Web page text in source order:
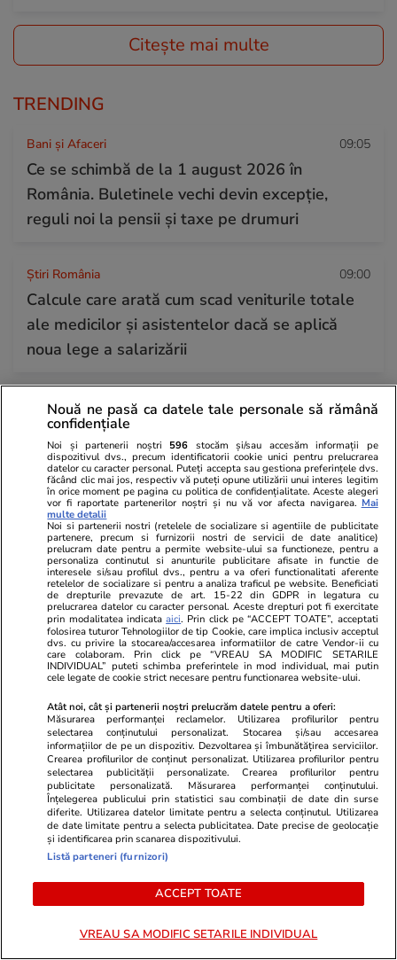
Citește mai multe
TRENDING
Bani și Afaceri 09:05
Ce se schimbă de la 1 august 2026 în
România. Buletinele vechi devin excepție,
reguli noi la pensii și taxe pe drumuri
Știri România 09:00
Calcule care arată cum scad veniturile totale
ale medicilor și asistentelor dacă se aplică
noua lege a salarizării
Horoscop 12:00
Horoscop Urania | Previziuni astrologice pentru
perioada 1 – 7 august 2026. Venus va intra în
zodia Balanței
Lifestyle 30 iul.
Postul Sfintei Mării – Postul Adormirii Maicii
Domnului. Ce se mănâncă în post
Lifestyle
Momentul emoționant în care o
fetiță nenăscută zâmbește la
vorbind I VIDEO
Șindelaru,
formă de
Nouă ne pasă ca datele tale personale să rămână
confidențiale
Noi și partenerii noștri 596 stocăm și/sau accesăm informații pe
dispozitivul dvs., precum identificatorii cookie unici pentru prelucrarea
datelor cu caracter personal. Puteți accepta sau gestiona preferințele dvs.
făcând clic mai jos, respectiv vă puteți opune utilizării unui interes legitim
în orice moment pe pagina cu politica de confidențialitate. Aceste alegeri
vor fi raportate partenerilor noștri și nu vă vor afecta navigarea. Mai
multe detalii
Noi si partenerii nostri (retelele de socializare si agentiile de publicitate
partenere, precum si furnizorii nostri de servicii de date analitice)
prelucram date pentru a permite website-ului sa functioneze, pentru a
personaliza continutul si anunturile publicitare afisate in functie de
interesele si/sau profilul dvs., pentru a va oferi functionalitati aferente
retelelor de socializare si pentru a analiza traficul pe website. Beneficiati
de drepturile prevazute de art. 15-22 din GDPR in legatura cu
prelucrarea datelor cu caracter personal. Aceste drepturi pot fi exercitate
prin modalitatea indicataaici. Prin click pe “ACCEPT TOATE”, acceptati
folosirea tuturor Tehnologiilor de tip Cookie, care implica inclusiv acceptul
dvs. cu privire la stocarea/accesarea informatiilor de catre Vendor-ii cu
care colaboram. Prin click pe “VREAU SA MODIFIC SETARILE
INDIVIDUAL” puteti schimba preferintele in mod individual, mai putin
cele legate de cookie strict necesare pentru functionarea website-ului.
Atât noi, cât și partenerii noștri prelucrăm datele pentru a oferi:
Măsurarea performanței reclamelor. Utilizarea profilurilor pentru
selectarea conținutului personalizat. Stocarea și/sau accesarea
informațiilor de pe un dispozitiv. Dezvoltarea și îmbunătățirea serviciilor.
Crearea profilurilor de conținut personalizat. Utilizarea profilurilor pentru
selectarea publicității personalizate. Crearea profilurilor pentru
publicitate personalizată. Măsurarea performanței conținutului.
Înțelegerea publicului prin statistici sau combinații de date din surse
diferite. Utilizarea datelor limitate pentru a selecta conținutul. Utilizarea
de date limitate pentru a selecta publicitatea. Date precise de geolocație
și identificarea prin scanarea dispozitivului.
Listă parteneri (furnizori)
ACCEPT TOATE
VREAU SA MODIFIC SETARILE INDIVIDUAL